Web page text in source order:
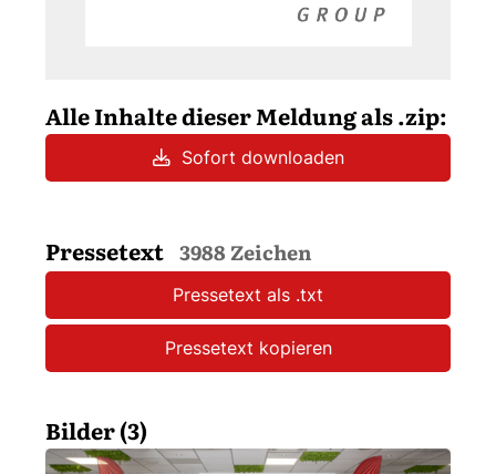
Alle Inhalte dieser Meldung als .zip:
Sofort downloaden
Pressetext 3988 Zeichen
Pressetext als .txt
Pressetext kopieren
Bilder (3)